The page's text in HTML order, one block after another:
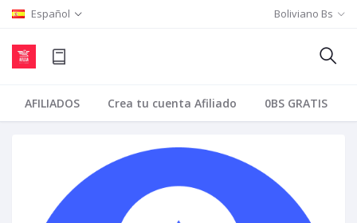
Español Boliviano Bs
AFILIADOS Crea tu cuenta Afiliado 0BS GRATIS